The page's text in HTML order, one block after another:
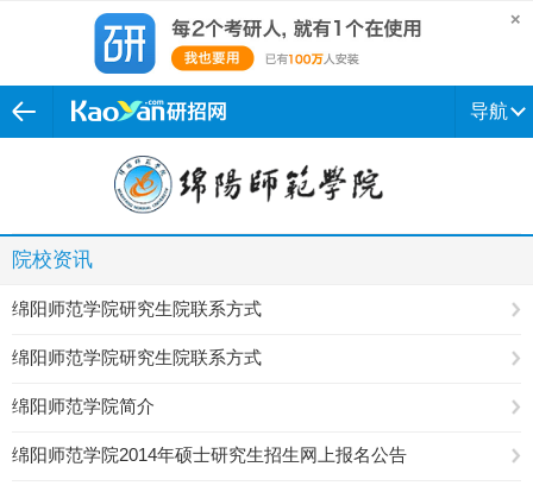
导航
院校资讯
绵阳师范学院研究生院联系方式
绵阳师范学院研究生院联系方式
绵阳师范学院简介
绵阳师范学院2014年硕士研究生招生网上报名公告